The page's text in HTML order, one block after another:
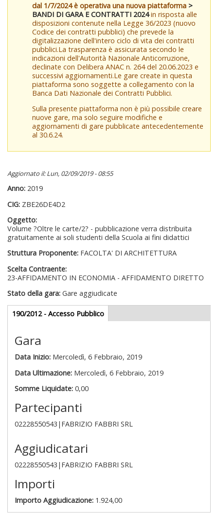
dal 1/7/2024 è operativa una nuova piattaforma >
BANDI DI GARA E CONTRATTI 2024in risposta alle
disposizioni contenute nella Legge 36/2023 (nuovo
Codice dei contratti pubblici) che prevede la
digitalizzazione dell'intero ciclo di vita dei contratti
pubblici.La trasparenza è assicurata secondo le
indicazioni dell'Autorità Nazionale Anticorruzione,
declinate con Delibera ANAC n. 264 del 20.06.2023 e
successivi aggiornamenti.Le gare create in questa
piattaforma sono soggette a collegamento con la
Banca Dati Nazionale dei Contratti Pubblici.
Sulla presente piattaforma non è più possibile creare
nuove gare, ma solo seguire modifiche e
aggiornamenti di gare pubblicate antecedentemente
al 30.6.24.
Aggiornato il: Lun, 02/09/2019 - 08:55
Anno: 2019
CIG: ZBE26DE4D2
Oggetto:
Volume ?Oltre le carte/2? - pubblicazione verra distribuita
gratuitamente ai soli studenti della Scuola ai fini didattici
Struttura Proponente: FACOLTA' DI ARCHITETTURA
Scelta Contraente:
23-AFFIDAMENTO IN ECONOMIA - AFFIDAMENTO DIRETTO
Stato della gara: Gare aggiudicate
Gare appalti
190/2012 - Accesso Pubblico(scheda
attiva)
Gara
Data Inizio: Mercoledì, 6 Febbraio, 2019
Data Ultimazione: Mercoledì, 6 Febbraio, 2019
Somme Liquidate:0,00
Partecipanti
02228550543|FABRIZIO FABBRI SRL
Aggiudicatari
02228550543|FABRIZIO FABBRI SRL
Importi
Importo Aggiudicazione: 1.924,00